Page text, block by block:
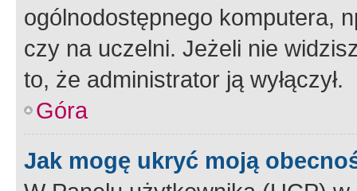
ogólnodostępnego komputera,
czy na uczelni. Jeżeli nie
to, że administrator ją wyłączył.
Góra
Jak mogę ukryć moją